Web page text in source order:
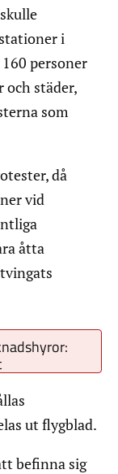
i
personer
städer,
som
då
vid
åtta
ut flygblad.
befinna sig